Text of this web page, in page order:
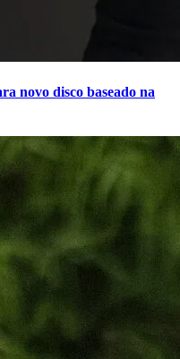
novo disco baseado na